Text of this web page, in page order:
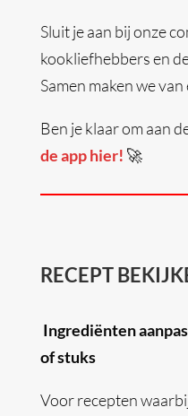
Sluit je aan bij onze
kookliefhebbers en
Samen maken we
Ben je klaar om aan
de app hier! 🚀
RECEPT
Ingrediënten
of stuks
Voor recepten